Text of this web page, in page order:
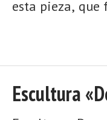
esta pieza, que
Escultura